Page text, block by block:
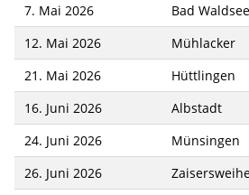
7. Mai 2026
Bad Waldsee
12. Mai 2026
Mühlacker
21. Mai 2026
Hüttlingen
16. Juni 2026
Albstadt
24. Juni 2026
Münsingen
26. Juni 2026